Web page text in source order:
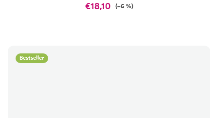
€18,10 (–6 %)
Bestseller